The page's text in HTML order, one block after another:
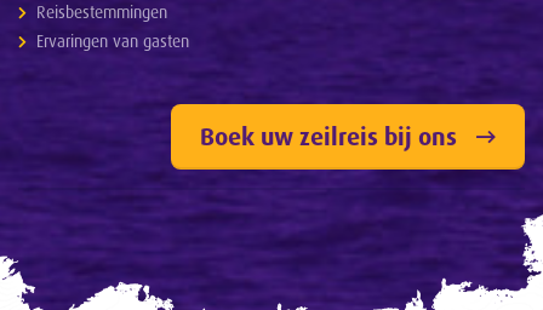
Reisbestemmingen
Ervaringen van gasten
Boek uw zeilreis bij ons